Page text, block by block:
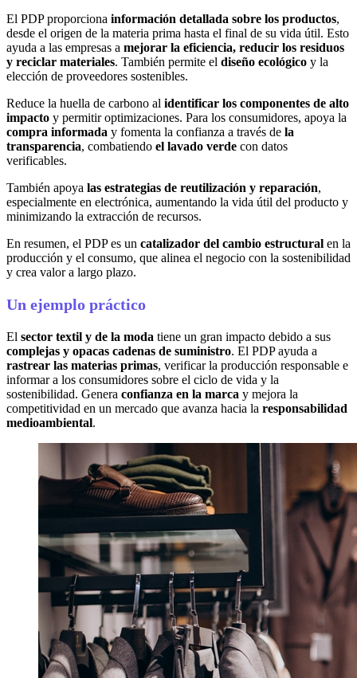
El PDP proporciona información detallada sobre los productos,
desde el origen de la materia prima hasta el final de su vida útil. Esto
ayuda a las empresas a mejorar la eficiencia, reducir los residuos
y reciclar materiales. También permite el diseño ecológico y la
elección de proveedores sostenibles.
Reduce la huella de carbono al identificar los componentes de alto
impacto y permitir optimizaciones. Para los consumidores, apoya la
compra informada y fomenta la confianza a través de la
transparencia, combatiendo el lavado verde con datos
verificables.
También apoya las estrategias de reutilización y reparación,
especialmente en electrónica, aumentando la vida útil del producto y
minimizando la extracción de recursos.
En resumen, el PDP es un catalizador del cambio estructural en la
producción y el consumo, que alinea el negocio con la sostenibilidad
y crea valor a largo plazo.
Un ejemplo práctico
El sector textil y de la moda tiene un gran impacto debido a sus
complejas y opacas cadenas de suministro. El PDP ayuda a
rastrear las materias primas, verificar la producción responsable e
informar a los consumidores sobre el ciclo de vida y la
sostenibilidad. Genera confianza en la marca y mejora la
competitividad en un mercado que avanza hacia la responsabilidad
medioambiental.